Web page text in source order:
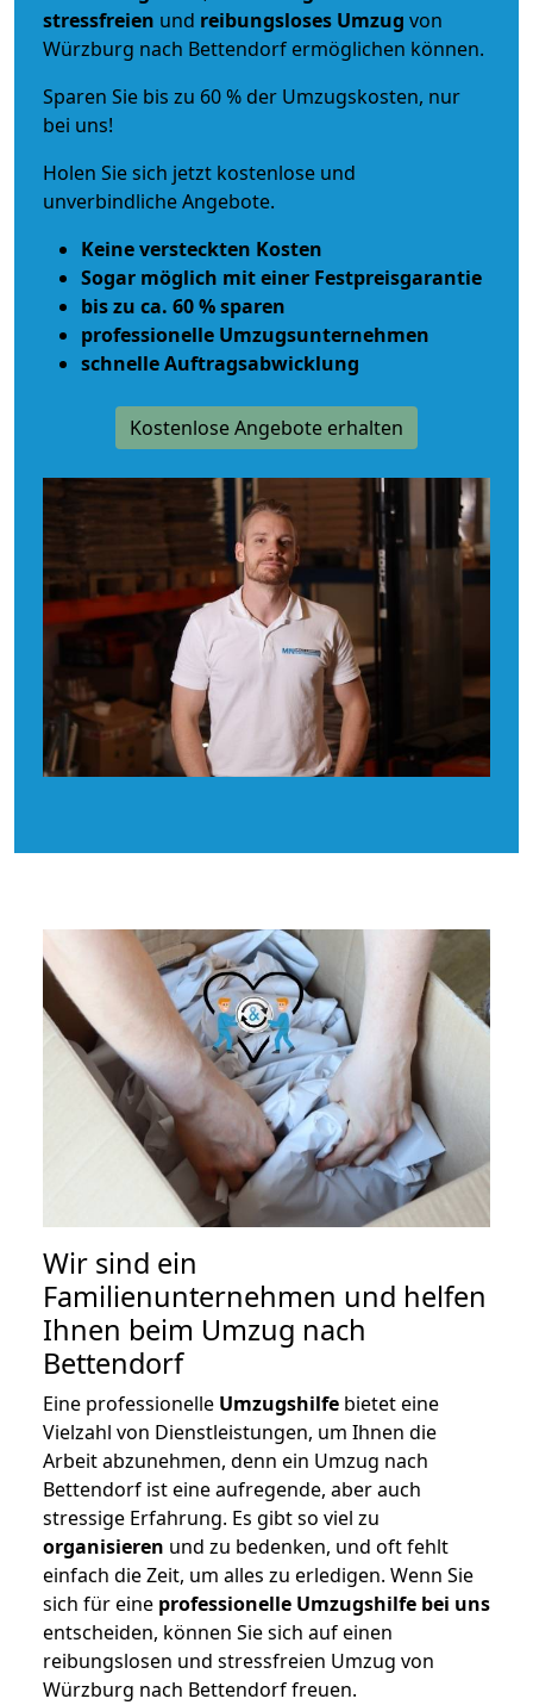
stressfreien und reibungsloses Umzug von
Würzburg nach Bettendorf ermöglichen können.
Sparen Sie bis zu 60 % der Umzugskosten, nur
bei uns!
Holen Sie sich jetzt kostenlose und
unverbindliche Angebote.
Keine versteckten Kosten
Sogar möglich mit einer Festpreisgarantie
bis zu ca. 60 % sparen
professionelle Umzugsunternehmen
schnelle Auftragsabwicklung
Kostenlose Angebote erhalten
Wir sind ein
Familienunternehmen und helfen
Ihnen beim Umzug nach
Bettendorf
Eine professionelle Umzugshilfe bietet eine
Vielzahl von Dienstleistungen, um Ihnen die
Arbeit abzunehmen, denn ein Umzug nach
Bettendorf ist eine aufregende, aber auch
stressige Erfahrung. Es gibt so viel zu
organisieren und zu bedenken, und oft fehlt
einfach die Zeit, um alles zu erledigen. Wenn Sie
sich für eine professionelle Umzugshilfe bei uns
entscheiden, können Sie sich auf einen
reibungslosen und stressfreien Umzug von
Würzburg nach Bettendorf freuen.